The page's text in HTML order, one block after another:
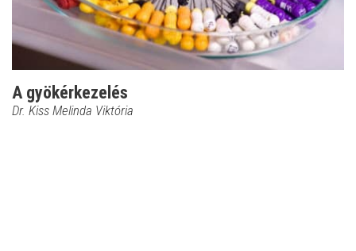
A gyökérkezelés
Dr. Kiss Melinda Viktória